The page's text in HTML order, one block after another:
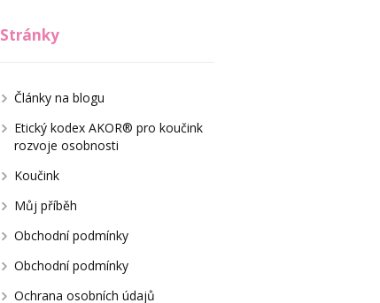
Stránky
Články na blogu
Etický kodex AKOR® pro koučink
rozvoje osobnosti
Koučink
Můj příběh
Obchodní podmínky
Obchodní podmínky
Ochrana osobních údajů